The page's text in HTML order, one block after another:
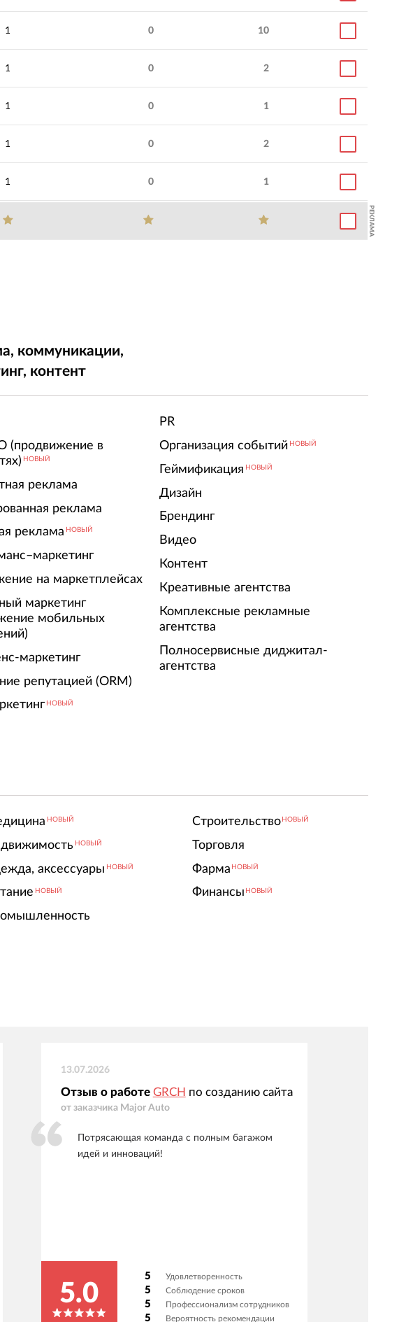
1 0 10
1 0 2
1 0 1
1 0 2
1 0 1
РЕКЛАМА
коммуникации,
контент
(продвижение в
НОВЫЙ
реклама
реклама
реклама НОВЫЙ
на маркетплейсах
маркетинг
мобильных
маркетинг
репутацией (ORM)
НОВЫЙ
PR
Организация событий НОВЫЙ
Геймификация НОВЫЙ
Дизайн
Брендинг
Видео
Контент
Креативные агентства
Комплексные рекламные
агентства
Полносервисные диджитал-
агентства
НОВЫЙ
НОВЫЙ
аксессуары НОВЫЙ
НОВЫЙ
Строительство НОВЫЙ
Торговля
Фарма НОВЫЙ
Финансы НОВЫЙ
13.07.2026
Отзыв о работе GRCH по созданию сайта
от заказчика Major Auto
Потрясающая команда с полным багажом
идей и инноваций!
5.0
5 Удовлетворенность
5 Соблюдение сроков
5 Профессионализм сотрудников
5 Вероятность рекомендации